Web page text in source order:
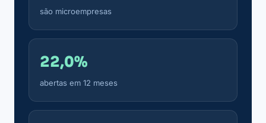
são microempresas
22,0%
abertas em 12 meses